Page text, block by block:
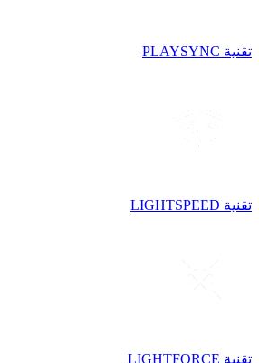
تقنية PLAYSYNC
تقنية LIGHTSPEED
تقنية LIGHTFORCE